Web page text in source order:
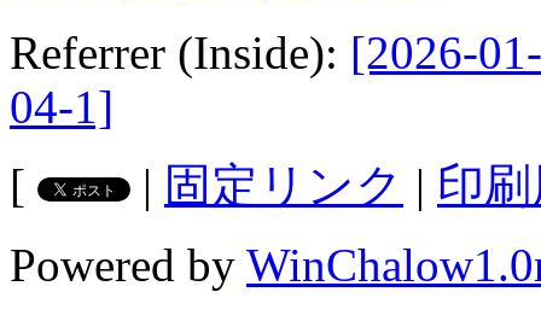
Referrer (Inside): [2026-
04-1]
[
| 固定リンク | 印
Powered by